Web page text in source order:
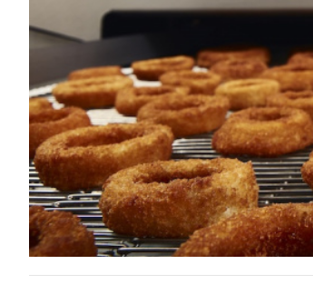
ENGLISH
ESPAÑOL
SERVICIOS
WWW.REDALIMENTARIA.COM